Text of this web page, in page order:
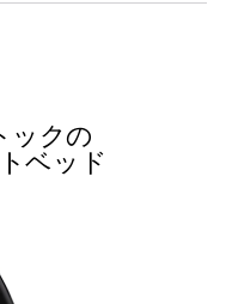
ックの
ベッド